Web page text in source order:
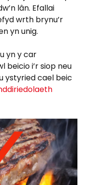
lân. Efallai
wrth brynu’r
yn unig.
yn y car
beicio i’r siop neu
ystyried cael beic